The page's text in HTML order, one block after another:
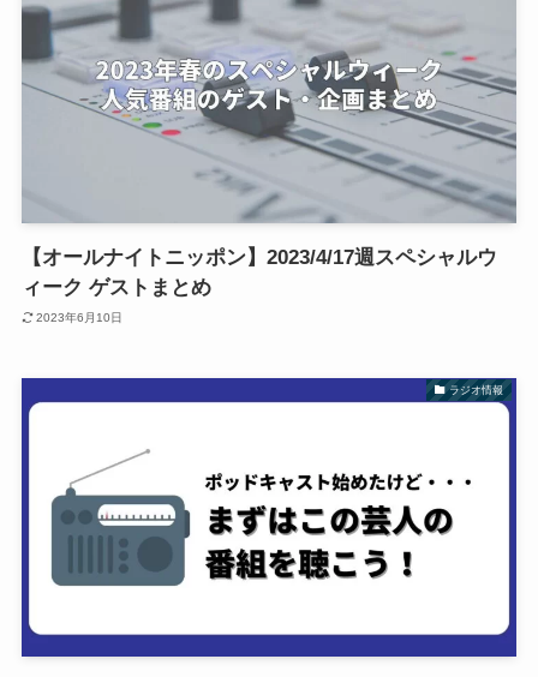
【オールナイトニッポン】2023/4/17週スペシャルウ
ィーク ゲストまとめ
2023年6月10日
ラジオ情報